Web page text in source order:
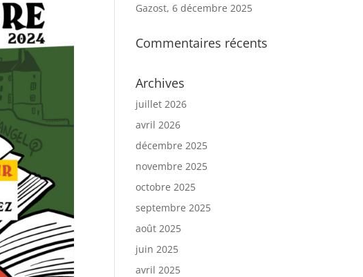
Gazost, 6 décembre 2025
Commentaires récents
Archives
juillet 2026
avril 2026
décembre 2025
novembre 2025
octobre 2025
septembre 2025
août 2025
juin 2025
avril 2025